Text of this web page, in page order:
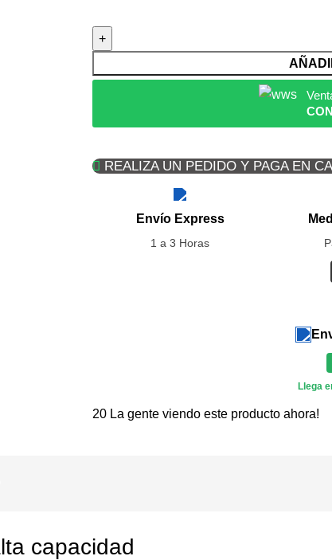
REALIZA UN PEDIDO Y PAGA EN
Envío Express
1 a 3 Horas
Llega
20 La gente viendo este producto ahora!
capacidad